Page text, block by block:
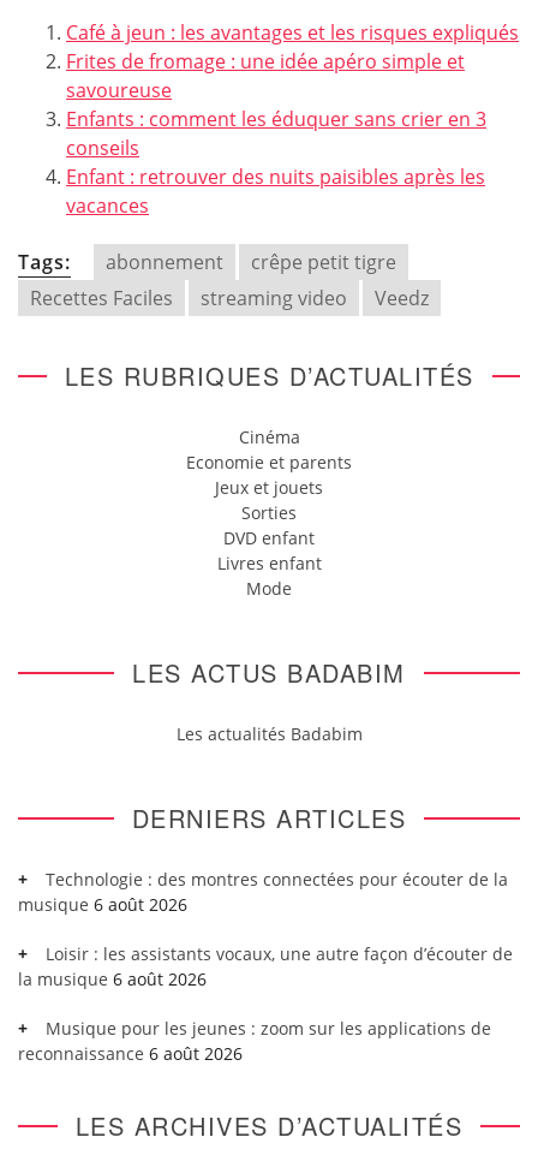
Café à jeun : les avantages et les risques expliqués
Frites de fromage : une idée apéro simple et
savoureuse
Enfants : comment les éduquer sans crier en 3
conseils
Enfant : retrouver des nuits paisibles après les
vacances
Tags: abonnement
crêpe petit tigre
Recettes Faciles
streaming video Veedz
LES RUBRIQUES D’ACTUALITÉS
Cinéma
Economie et parents
Jeux et jouets
Sorties
DVD enfant
Livres enfant
Mode
LES ACTUS BADABIM
Les actualités Badabim
DERNIERS ARTICLES
Technologie : des montres connectées pour écouter de la
musique 6 août 2026
Loisir : les assistants vocaux, une autre façon d’écouter de
la musique 6 août 2026
Musique pour les jeunes : zoom sur les applications de
reconnaissance 6 août 2026
LES ARCHIVES D’ACTUALITÉS